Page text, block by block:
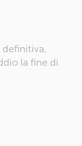
la fine di